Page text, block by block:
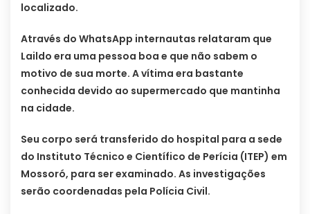
localizado.
Através do WhatsApp internautas relataram que
Laildo era uma pessoa boa e que não sabem o
motivo de sua morte. A vítima era bastante
conhecida devido ao supermercado que mantinha
na cidade.
Seu corpo será transferido do hospital para a sede
do Instituto Técnico e Científico de Perícia (ITEP) em
Mossoró, para ser examinado. As investigações
serão coordenadas pela Polícia Civil.